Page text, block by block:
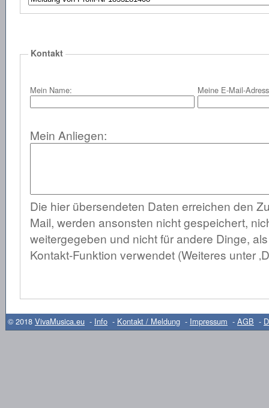
Kontakt
Mein Name: Meine E-Mail-
Mein Anliegen:
Die hier übersendeten Daten erreichen den
Mail, werden ansonsten nicht gespeichert,
weitergegeben und nicht für andere Dinge,
Kontakt-Funktion verwendet (Weiteres unter
© 2018 VivaMusica.eu - Info - Kontakt / Meldung - Impressum - AGB -